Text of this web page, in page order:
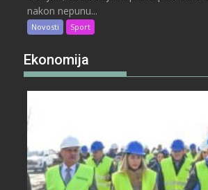
nakon nepunu...
Novosti Sport
Ekonomija